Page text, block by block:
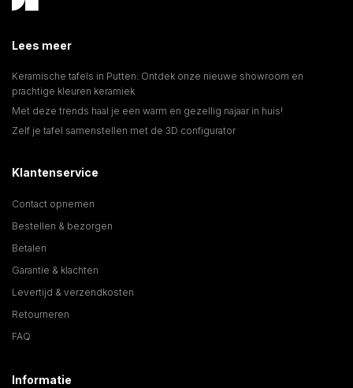
Lees meer
Keramische tafels in Putten: Ontdek onze nieuwe showroom en
prachtige kleuren keramiek
Met deze trends haal je een warm en gezellig najaar in huis!
Zelf je tafel samenstellen met de 3D configurator
Klantenservice
Contact opnemen
Bestellen & bezorgen
Betalen
Garantie & klachten
Levertijd & verzendkosten
Retourneren
FAQ
Informatie